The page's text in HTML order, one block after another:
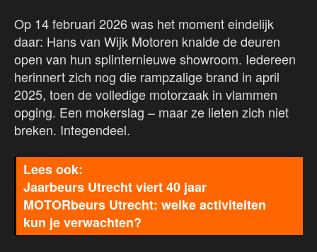
Op 14 februari 2026 was het moment eindelijk
daar: Hans van Wijk Motoren knalde de deuren
open van hun splinternieuwe showroom. Iedereen
herinnert zich nog die rampzalige brand in april
2025, toen de volledige motorzaak in vlammen
opging. Een mokerslag – maar ze lieten zich niet
breken. Integendeel.
Jaarbeurs Utrecht viert 40 jaar
MOTORbeurs Utrecht: welke activiteiten
kun je verwachten?